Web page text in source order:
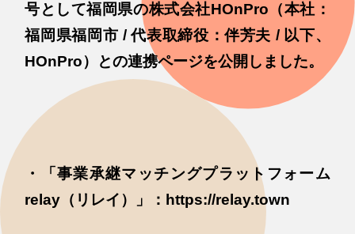
号として福岡県の株式会社HOnPro（本社：
福岡県福岡市 / 代表取締役：伴芳夫 / 以下、
HOnPro）との連携ページを公開しました。
・「事業承継マッチングプラットフォーム
relay（リレイ）」：https://relay.town